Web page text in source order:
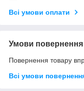
Всі умови оплати
Умови повернення
Повернення товару
Всі умови